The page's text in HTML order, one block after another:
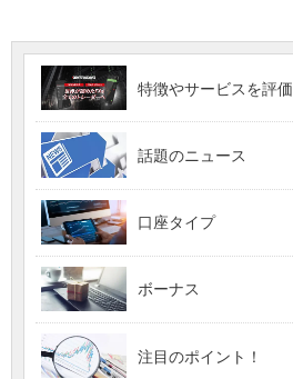
特徴やサービスを評価
話題のニュース
口座タイプ
ボーナス
注目のポイント！